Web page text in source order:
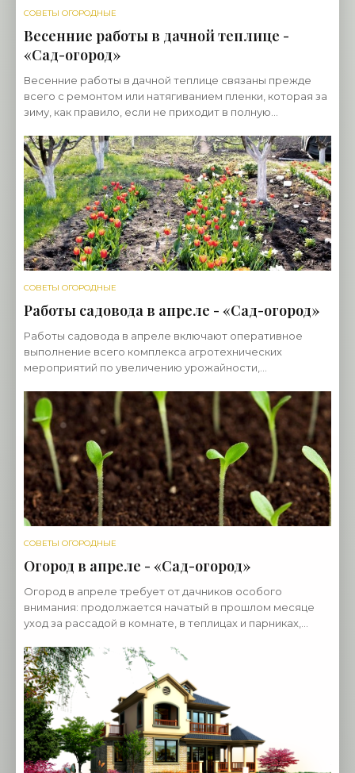
СОВЕТЫ ОГОРОДНЫЕ
Весенние работы в дачной теплице -
«Сад-огород»
Весенние работы в дачной теплице связаны прежде
всего с ремонтом или натягиванием пленки, которая за
зиму, как правило, если не приходит в полную
СОВЕТЫ ОГОРОДНЫЕ
Работы садовода в апреле - «Сад-огород»
Работы садовода в апреле включают оперативное
выполнение всего комплекса агротехнических
мероприятий по увеличению урожайности,
болезней и вредителей.
СОВЕТЫ ОГОРОДНЫЕ
Огород в апреле - «Сад-огород»
Огород в апреле требует от дачников особого
внимания: продолжается начатый в прошлом месяце
уход за рассадой в комнате, в теплицах и парниках,
дачном